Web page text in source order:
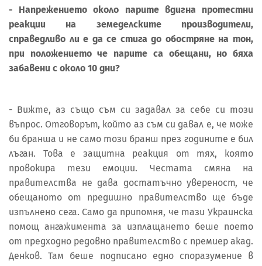
- Напрежението около парите вдигна протестни
реакции на земеделските производители,
справедливо ли е да се стига до обостряне на тон,
при положението че парите са обещани, но бяха
забавени с около 10 дни?
- Вижте, аз също съм си задавал за себе си този
въпрос. Отговорът, който аз съм си давал е, че може
би бранша и не само този бранш през годините е бил
лъган. Това е защитна реакция от тях, която
провокира тези емоции. Честата смяна на
правителства не дава достатъчно увереност, че
обещаното от предишно правителство ще бъде
изпълнено сега. Само да припомня, че тази Украинска
помощ ангажимента за изплащането беше поето
от предходно редовно правителство с премиер акад.
Денков. Там беше подписано едно споразумение в